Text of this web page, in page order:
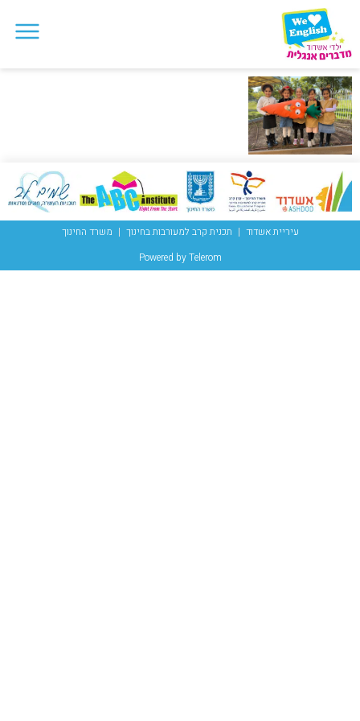
עיריית אשדוד תכנית קרב למעורבות בחינוך
משרד החינוך
Powered by Telerom